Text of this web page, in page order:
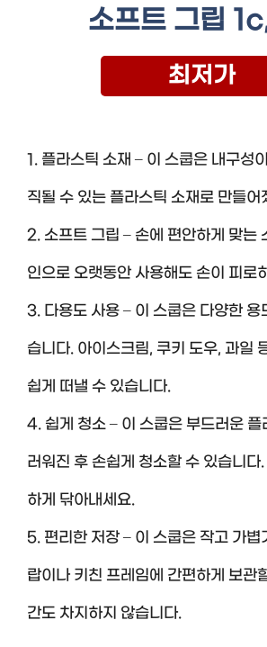
소프트 그립
최저가
1. 플라스틱 소재 – 이 스쿱은 내구성
직될 수 있는 플라스틱 소재로 만들어
2. 소프트 그립 – 손에 편안하게 맞는
인으로 오랫동안 사용해도 손이 피로
3. 다용도 사용 – 이 스쿱은 다양한 용
습니다. 아이스크림, 쿠키 도우, 과일
쉽게 떠낼 수 있습니다.
4. 쉽게 청소 – 이 스쿱은 부드러운 플
러워진 후 손쉽게 청소할 수 있습니다
하게 닦아내세요.
5. 편리한 저장 – 이 스쿱은 작고 가볍
랍이나 키친 프레임에 간편하게 보관
간도 차지하지 않습니다.